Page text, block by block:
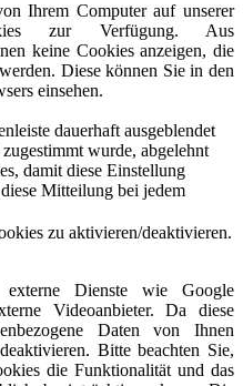
Ihrem Computer auf unserer
zur Verfügung. Aus
keine Cookies anzeigen, die
Diese können Sie in den
einsehen.
dauerhaft ausgeblendet
wurde, abgelehnt
damit diese Einstellung
Mitteilung bei jedem
zu aktivieren/deaktivieren.
Dienste wie Google
Videoanbieter. Da diese
Daten von Ihnen
Bitte beachten Sie,
die Funktionalität und das